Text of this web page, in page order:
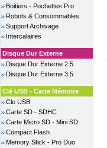
Boitiers - Pochettes Pro
Robots & Consommables
Support Archivage
Intercalaires
Disque Dur Externe
Disque Dur Externe 2.5
Disque Dur Externe 3.5
Clé USB - Carte Mémoire
Cle USB
Carte SD - SDHC
Carte Micro SD - Mini SD
Compact Flash
Memory Stick - Pro Duo